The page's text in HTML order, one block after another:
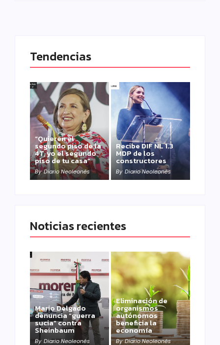
Tendencias
“Quieren el
segundo piso de la
4T, yo el segundo
piso de tu casa”
By Diario Neoleonés
Recibe DIF NL 1.3
MDP de los
constructores
By Diario Neoleonés
Noticias recientes
Mario Delgado
denuncia “guerra
sucia” contra
Sheinbaum
By Diario Neoleonés
Eliminación de
organismos
autónomos
beneficia la
economía
By Diario Neoleonés